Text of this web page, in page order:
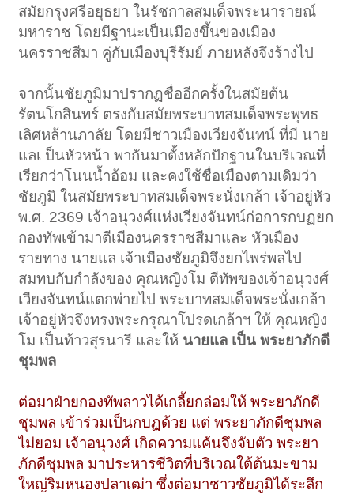
สมัยกรุงศรีอยุธยา ในรัชกาลสมเด็จพระนารายณ์
มหาราช โดยมีฐานะเป็นเมืองขึ้นของเมือง
นครราชสีมา คู่กับเมืองบุรีรัมย์ ภายหลังจึงร้างไป
จากนั้นชัยภูมิมาปรากฏชื่ออีกครั้งในสมัยต้น
รัตนโกสินทร์ ตรงกับสมัยพระบาทสมเด็จพระพุทธ
เลิศหล้านภาลัย โดยมีชาวเมืองเวียงจันทน์ ที่มี นาย
แลเ ป็นหัวหน้า พากันมาตั้งหลักปักฐานในบริเวณที่
เรียกว่าโนนน้ำอ้อม และคงใช้ชื่อเมืองตามเดิมว่า
ชัยภูมิ ในสมัยพระบาทสมเด็จพระนั่งเกล้า เจ้าอยู่หัว
พ.ศ. 2369 เจ้าอนุวงศ์แห่งเวียงจันทน์ก่อการกบฏยก
กองทัพเข้ามาตีเมืองนครราชสีมาและ หัวเมือง
รายทาง นายแล เจ้าเมืองชัยภูมิจึงยกไพร่พลไป
สมทบกับกำลังของ คุณหญิงโม ตีทัพของเจ้าอนุวงศ์
เวียงจันทน์แตกพ่ายไป พระบาทสมเด็จพระนั่งเกล้า
เจ้าอยู่หัวจึงทรงพระกรุณาโปรดเกล้าฯ ให้ คุณหญิง
โม เป็นท้าวสุรนารี และให้ นายแล เป็น พระยาภักดี
ชุมพล
ต่อมาฝ่ายกองทัพลาวได้เกลี้ยกล่อมให้ พระยาภักดี
ชุมพล เข้าร่วมเป็นกบฏด้วย แต่ พระยาภักดีชุมพล
ไม่ยอม เจ้าอนุวงศ์ เกิดความแค้นจึงจับตัว พระยา
ภักดีชุมพล มาประหารชีวิตที่บริเวณใต้ต้นมะขาม
ใหญ่ริมหนองปลาเฒ่า ซึ่งต่อมาชาวชัยภูมิได้ระลึก